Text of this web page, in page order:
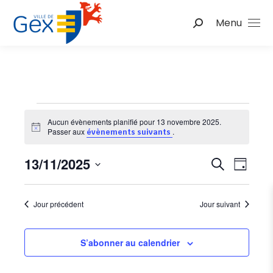
Menu
Recherche
Évènements
for
13
novembre
Notice
Aucun évènements planifié pour 13 novembre 2025.
Passer aux évènements suivants .
et
de
Recherche
de
Jour
13/11/2025
Sélectionnez
uneJour précédent Jour suivant
S’abonner au calendrier